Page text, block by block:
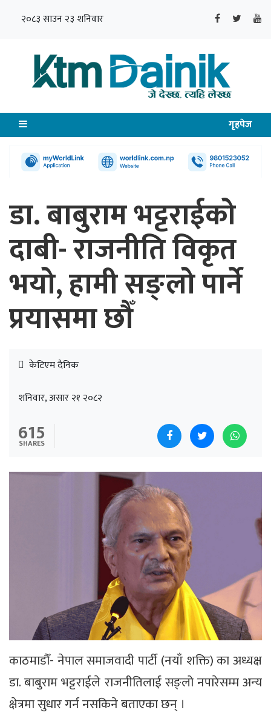
२०८३ साउन २३ शनिवार
गृहपेज
डा. बाबुराम भट्टराईको
दाबी- राजनीति विकृत
भयो, हामी सङ्लो पार्ने
प्रयासमा छौँ
केटिएम दैनिक
शनिवार, असार २१ २०८२
615
SHARES
काठमाडौँ- नेपाल समाजवादी पार्टी (नयाँ शक्ति) का अध्यक्ष
डा. बाबुराम भट्टराईले राजनीतिलाई सङ्लो नपारेसम्म अन्य
क्षेत्रमा सुधार गर्न नसकिने बताएका छन् ।